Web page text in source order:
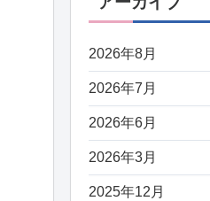
2026年8月
2026年7月
2026年6月
2026年3月
2025年12月